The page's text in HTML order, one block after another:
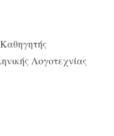
Λογοτεχνίας